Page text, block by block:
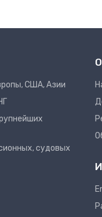
США, Азии
судовых